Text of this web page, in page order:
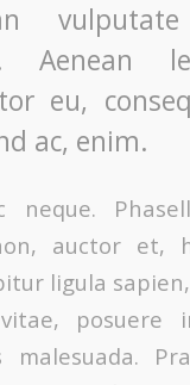
Aenean
eu,
ac, enim.
neque.
auctor et,
ligula
posuere
malesuada.